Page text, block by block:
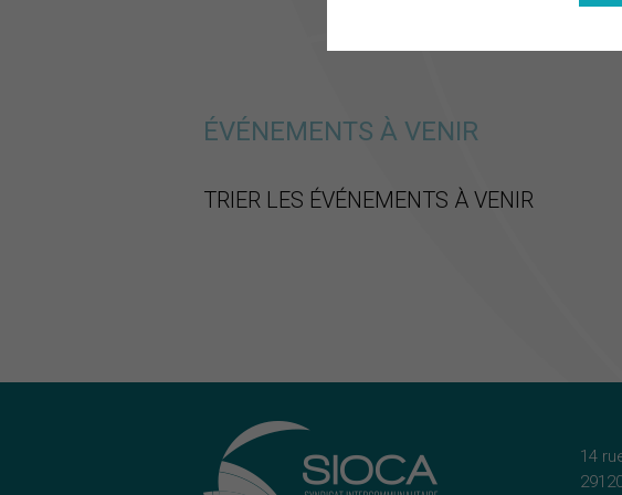
ÉVÉNEMENTS À VENIR
TRIER LES ÉVÉNEMENTS À VENIR
14